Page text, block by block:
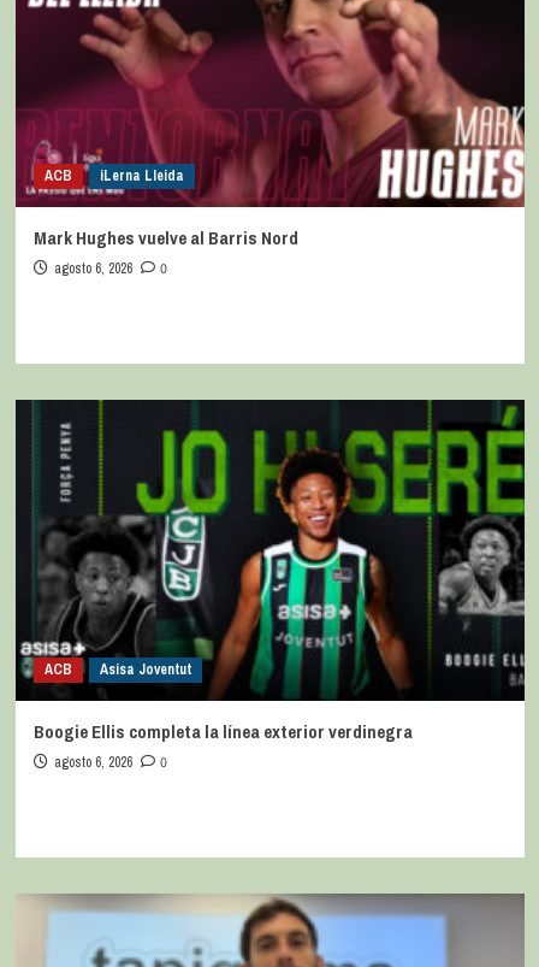
ACB iLerna Lleida
Mark Hughes vuelve al Barris Nord
agosto 6, 2026 0
ACB Asisa Joventut
Boogie Ellis completa la línea exterior verdinegra
agosto 6, 2026 0